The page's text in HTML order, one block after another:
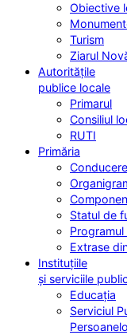
Obiective
Turism
Ziarul
Autoritățile
publice locale
Primarul
Consiliul
RUTI
Primăria
Statul de
Extrase
Instituțiile
și serviciile
Educația
Serviciul